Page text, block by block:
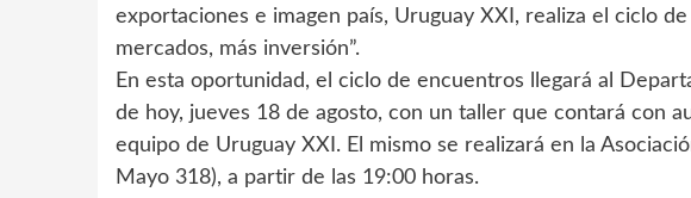
exportaciones e imagen país, Uruguay XXI, realiza el ciclo
mercados, más inversión”.
En esta oportunidad, el ciclo de encuentros llegará al
de hoy, jueves 18 de agosto, con un taller que contará con
equipo de Uruguay XXI. El mismo se realizará en la
Mayo 318), a partir de las 19:00 horas.